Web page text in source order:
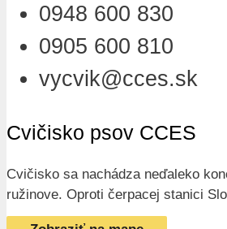
0948 600 830
0905 600 810
vycvik@cces.sk
Cvičisko psov CCES
Cvičisko sa nachádza neďaleko
ružinove. Oproti čerpacej stanici